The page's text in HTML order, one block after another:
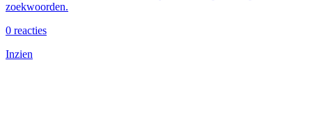
zoekwoorden.
0 reacties
Inzien